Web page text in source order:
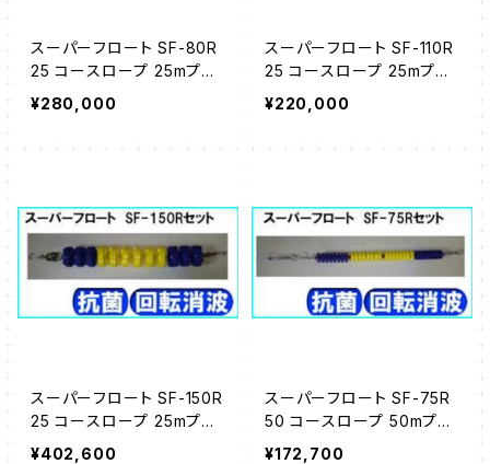
スーパーフロート SF-80R
25 コースロープ 25mプー
ル用
¥280,000
スーパーフロート SF-110R
25 コースロープ 25mプー
ル用
¥220,000
スーパーフロート SF-150R
25 コースロープ 25mプー
ル用
¥402,600
スーパーフロート SF-75R
50 コースロープ 50mプー
ル用
¥172,700